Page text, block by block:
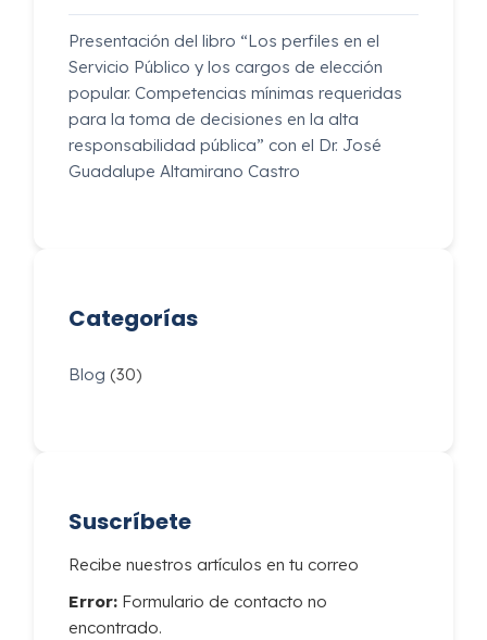
Presentación del libro “Los perfiles en el
Servicio Público y los cargos de elección
popular. Competencias mínimas requeridas
para la toma de decisiones en la alta
responsabilidad pública” con el Dr. José
Guadalupe Altamirano Castro
Categorías
Blog (30)
Suscríbete
Recibe nuestros artículos en tu correo
Error: Formulario de contacto no
encontrado.